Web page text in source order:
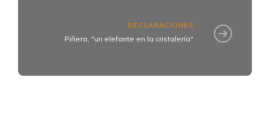
DECLARACIONES
Piñera, "un elefante en la cristalería"